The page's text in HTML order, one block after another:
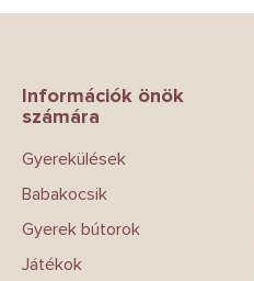
i
Információk önök
számára
Gyerekülések
Babakocsik
Gyerek bútorok
Játékok